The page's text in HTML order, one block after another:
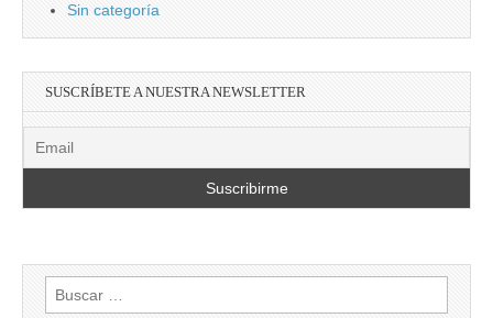
Sin categoría
SUSCRÍBETE A NUESTRA NEWSLETTER
Buscar: